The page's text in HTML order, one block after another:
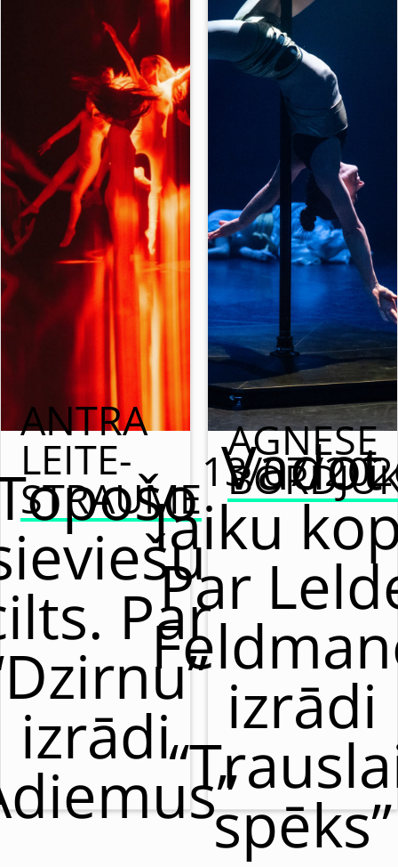
ANTRA
LEITE-
STRAUME
13/07/
Par
izrādi
AGNESE
Vadot
laiku
Par
izrādi
spēks”